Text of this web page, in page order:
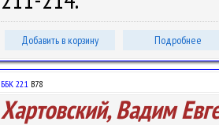
Добавить в корзину Подробнее
ББК 22.1 В78
Хартовский, Вадим